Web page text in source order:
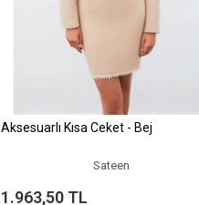
Sepete Ekle
Aksesuarlı Kısa Ceket - Bej
Sateen
1.963,50 TL